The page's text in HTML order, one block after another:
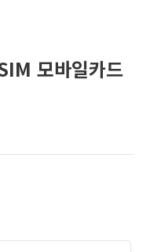
모바일카드